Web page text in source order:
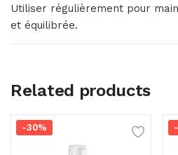
Utiliser régulièrement pour
et équilibrée.
Related products
-30%